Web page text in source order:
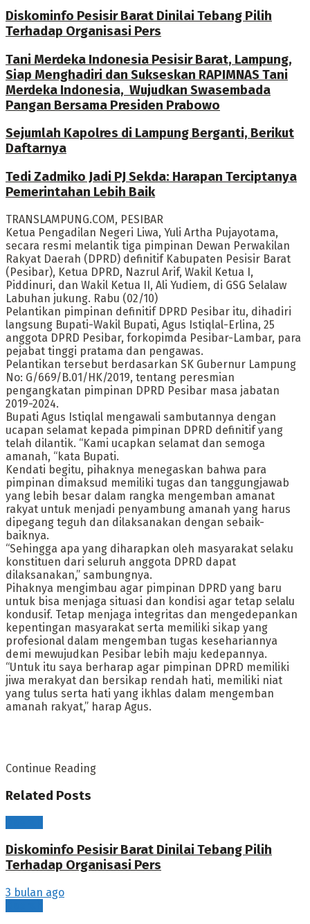
Diskominfo Pesisir Barat Dinilai Tebang Pilih
Terhadap Organisasi Pers
Tani Merdeka Indonesia Pesisir Barat, Lampung,
Siap Menghadiri dan Sukseskan RAPIMNAS Tani
Merdeka Indonesia, Wujudkan Swasembada
Pangan Bersama Presiden Prabowo
Sejumlah Kapolres di Lampung Berganti, Berikut
Daftarnya
Tedi Zadmiko Jadi PJ Sekda: Harapan Terciptanya
Pemerintahan Lebih Baik
TRANSLAMPUNG.COM, PESIBAR
Ketua Pengadilan Negeri Liwa, Yuli Artha Pujayotama,
secara resmi melantik tiga pimpinan Dewan Perwakilan
Rakyat Daerah (DPRD) definitif Kabupaten Pesisir Barat
(Pesibar), Ketua DPRD, Nazrul Arif, Wakil Ketua I,
Piddinuri, dan Wakil Ketua II, Ali Yudiem, di GSG Selalaw
Labuhan jukung. Rabu (02/10)
Pelantikan pimpinan definitif DPRD Pesibar itu, dihadiri
langsung Bupati-Wakil Bupati, Agus Istiqlal-Erlina, 25
anggota DPRD Pesibar, forkopimda Pesibar-Lambar, para
pejabat tinggi pratama dan pengawas.
Pelantikan tersebut berdasarkan SK Gubernur Lampung
No: G/669/B.01/HK/2019, tentang peresmian
pengangkatan pimpinan DPRD Pesibar masa jabatan
2019-2024.
Bupati Agus Istiqlal mengawali sambutannya dengan
ucapan selamat kepada pimpinan DPRD definitif yang
telah dilantik. “Kami ucapkan selamat dan semoga
amanah, “kata Bupati.
Kendati begitu, pihaknya menegaskan bahwa para
pimpinan dimaksud memiliki tugas dan tanggungjawab
yang lebih besar dalam rangka mengemban amanat
rakyat untuk menjadi penyambung amanah yang harus
dipegang teguh dan dilaksanakan dengan sebaik-
baiknya.
“Sehingga apa yang diharapkan oleh masyarakat selaku
konstituen dari seluruh anggota DPRD dapat
dilaksanakan,” sambungnya.
Pihaknya mengimbau agar pimpinan DPRD yang baru
untuk bisa menjaga situasi dan kondisi agar tetap selalu
kondusif. Tetap menjaga integritas dan mengedepankan
kepentingan masyarakat serta memiliki sikap yang
profesional dalam mengemban tugas kesehariannya
demi mewujudkan Pesibar lebih maju kedepannya.
“Untuk itu saya berharap agar pimpinan DPRD memiliki
jiwa merakyat dan bersikap rendah hati, memiliki niat
yang tulus serta hati yang ikhlas dalam mengemban
amanah rakyat,” harap Agus.
Continue Reading
Related Posts
Diskominfo Pesisir Barat Dinilai Tebang Pilih
Terhadap Organisasi Pers
3 bulan ago